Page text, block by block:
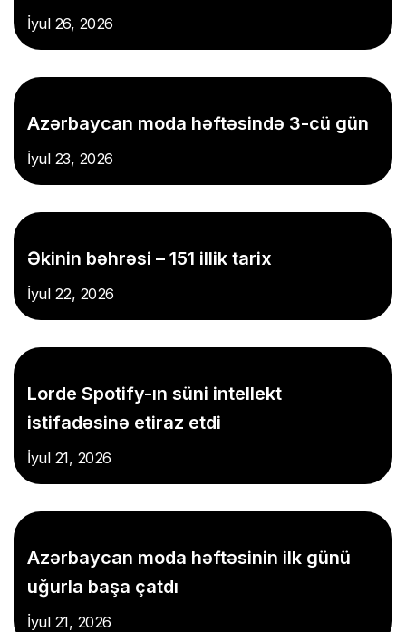
İyul 26, 2026
Azərbaycan moda həftəsində 3-cü gün
İyul 23, 2026
Əkinin bəhrəsi – 151 illik tarix
İyul 22, 2026
Lorde Spotify-ın süni intellekt
istifadəsinə etiraz etdi
İyul 21, 2026
Azərbaycan moda həftəsinin ilk günü
uğurla başa çatdı
İyul 21, 2026